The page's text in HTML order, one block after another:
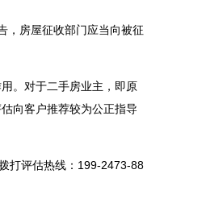
，房屋征收部门应当向被征
。对于二手房业主，即原
向客户推荐较为公正指导
打评估热线：199-2473-88